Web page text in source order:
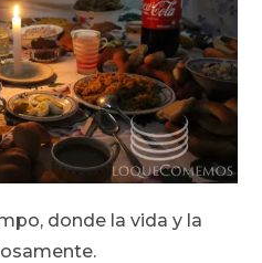
donde la vida y la